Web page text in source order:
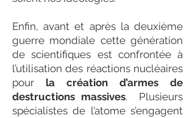
Enfin, avant et après la deuxième
guerre mondiale cette génération
de scientifiques est confrontée à
l’utilisation des réactions nucléaires
pour la création d’armes de
destructions massives. Plusieurs
spécialistes de l’atome s’engagent